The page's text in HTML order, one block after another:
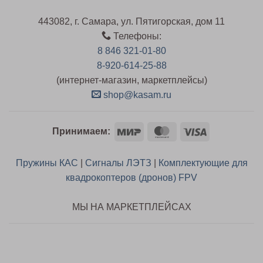
443082, г. Самара, ул. Пятигорская, дом 11
Телефоны:
8 846 321-01-80
8-920-614-25-88
(интернет-магазин, маркетплейсы)
shop@kasam.ru
Принимаем: Mir MasterCard
Visa
Пружины КАС Сигналы ЛЭТЗ
Комплектующие для
квадрокоптеров (дронов) FPV
МЫ НА МАРКЕТПЛЕЙСАХ